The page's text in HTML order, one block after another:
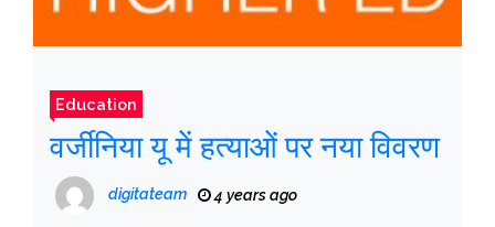
Education
वर्जीनिया यू में हत्याओं पर नया विवरण
digitateam 4 years ago